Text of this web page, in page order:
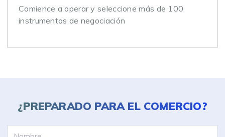
Comience a operar y seleccione más de 100
instrumentos de negociación
¿PREPARADO PARA EL COMERCIO?